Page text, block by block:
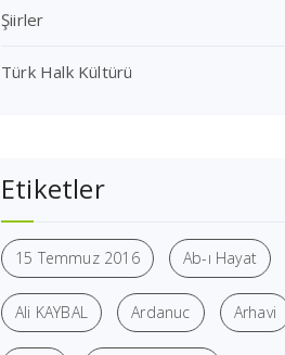
Şiirler
Türk Halk Kültürü
Etiketler
15 Temmuz 2016 Ab-ı Hayat
Ali KAYBAL Ardanuc Arhavi